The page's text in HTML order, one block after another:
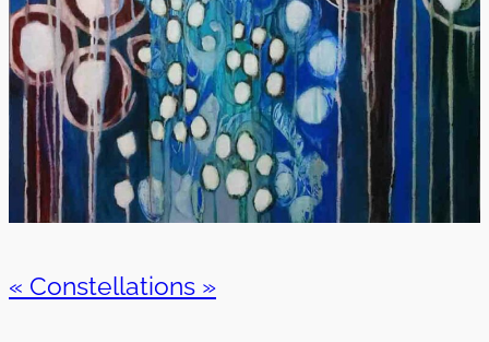
« Constellations »